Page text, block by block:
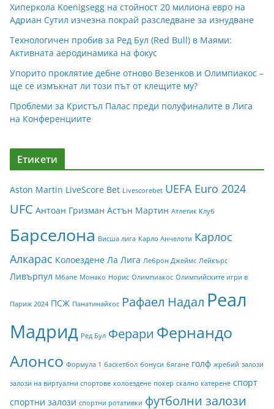
Хиперкола Koenigsegg на стойност 20 милиона евро на
Адриан Сутил изчезна покрай разследване за изнудване
Технологичен пробив за Ред Бул (Red Bull) в Маями:
Активната аеродинамика на фокус
Упорито проклятие дебне отново Везенков и Олимпиакос –
ще се измъкнат ли този път от клещите му?
Проблеми за Кристъл Палас преди полуфиналите в Лига
на Конференциите
Етикети
Aston Martin LiveScore Bet Livescorebet UEFA Euro 2024
UFC Антоан Гризман Астън Мартин Атлетик Клуб
Барселона Висша лига Карло Анчелоти Карлос
Алкарас Колоездене Ла Лига Леброн Джеймс Лейкърс
Ливърпул Мбапе Монако Норис Олимпиакос Олимпийските игри в
Париж 2024 ПСЖ Панатинайкос Рафаел Надал Реал
Мадрид Ред Бул Ферари Фернандо
Алонсо Формула 1 баскетбол бонуси бягане голф жребий залози
залози на виртуални спортове колоездене покер скално катерене спорт
спортни залози спортни ротативки футболни залози